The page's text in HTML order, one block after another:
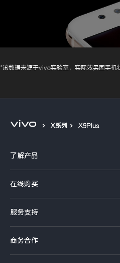
*该数据来源于vivo实验室，实际效果因手机
X系列 X9Plus
了解产品
S系列
Y系列
iQOO手机
在线购买
选购手机
选购配件
服务支持
服务网点
商务合作